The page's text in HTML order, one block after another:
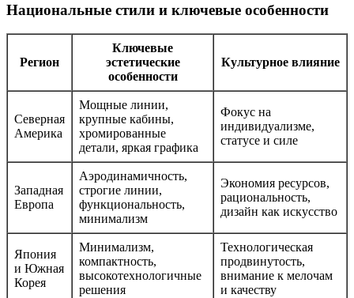
Национальные стили и ключевые особенности
Регион
Ключевые
эстетические
особенности
Культурное влияние
Северная
Америка
Мощные линии,
крупные кабины,
хромированные
детали, яркая графика
Фокус на
индивидуализме,
статусе и силе
Западная
Европа
Аэродинамичность,
строгие линии,
функциональность,
минимализм
Экономия ресурсов,
рациональность,
дизайн как искусство
Япония
и Южная
Корея
Минимализм,
компактность,
высокотехнологичные
решения
Технологическая
продвинутость,
внимание к мелочам
и качеству